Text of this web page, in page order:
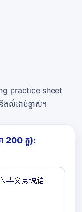
practice sheet
ងលំដាប់ខ្ទាស់។
200 តួ):